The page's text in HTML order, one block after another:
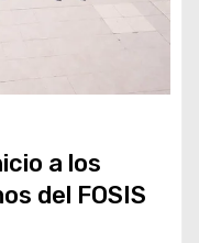
a los
del FOSIS